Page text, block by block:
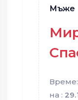
Мъже
Време:
на :